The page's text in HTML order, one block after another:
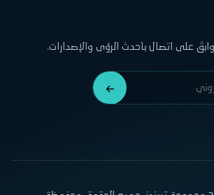
على اتصال بأحدث الرؤى والإصدارات.